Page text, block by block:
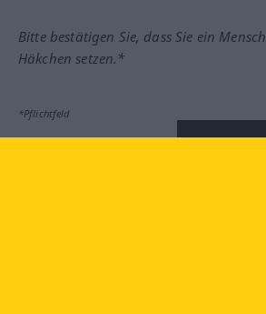
Bitte bestätigen Sie, dass Sie ein
Häkchen setzen.*
*Pflichtfeld